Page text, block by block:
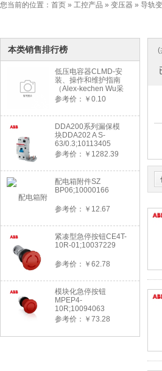
您当前的位置： 首页 » 工控产品 » 变压器 » 导轨
本类销售排行榜
低压电容器CLMD-安
装、操作和维护指南
（Alex-kechen Wu采
购）-2022年版
参考价：￥0.10
DDA200系列漏保模
块DDA202 A S-
63/0.3;10113405
参考价：￥1282.39
配电箱附件SZ
BP06;10000166
参考价：￥12.67
紧凑型急停按钮CE4T-
10R-01;10037229
参考价：￥62.78
模块化急停按钮
MPEP4-
10R;10094063
参考价：￥73.28
(